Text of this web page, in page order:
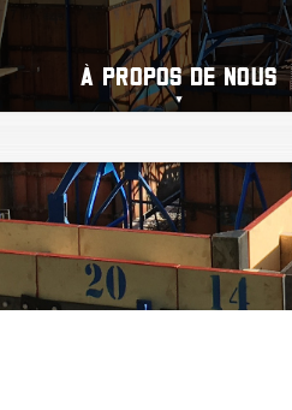
À PROPOS DE NOUS